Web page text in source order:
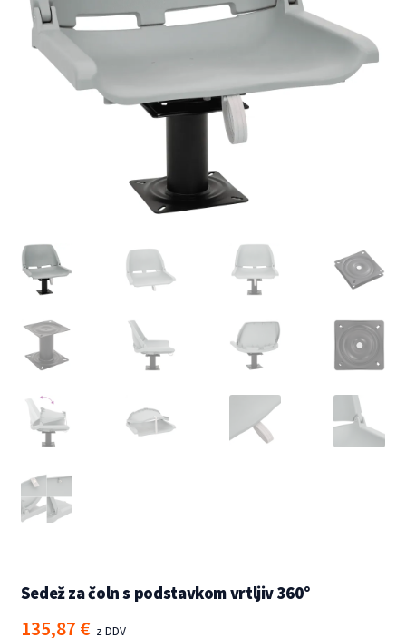
Sedež za čoln s podstavkom vrtljiv 360°
135,87 € z DDV